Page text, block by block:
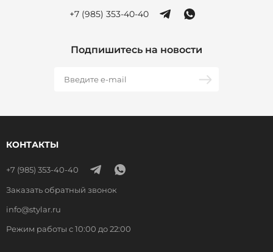
+7 (985) 353-40-40
Подпишитесь на новости
КОНТАКТЫ
+7 (985) 353-40-40
Заказать обратный звонок
info@stylar.ru
Режим работы с 10:00 до 22:00